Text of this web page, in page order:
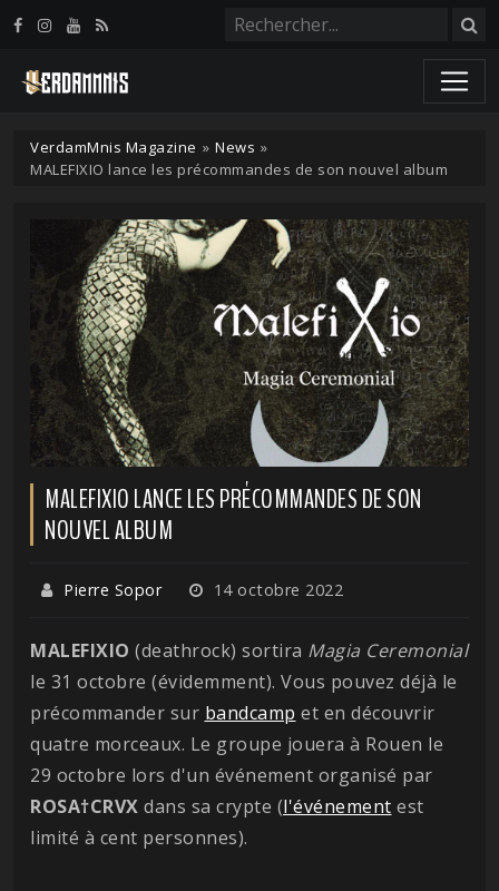
VerdamMnis Magazine » News »
MALEFIXIO lance les précommandes de son nouvel album
MALEFIXIO LANCE LES PRÉCOMMANDES DE SON
NOUVEL ALBUM
Pierre Sopor 14 octobre 2022
MALEFIXIO (deathrock) sortira Magia Ceremonial
le 31 octobre (évidemment). Vous pouvez déjà le
précommander sur bandcamp et en découvrir
quatre morceaux. Le groupe jouera à Rouen le
29 octobre lors d'un événement organisé par
ROSA†CRVX dans sa crypte (l'événement est
limité à cent personnes).
Panneau de gestion des cookies